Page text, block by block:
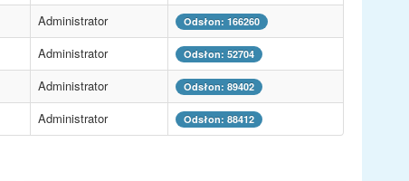
Administrator Odsłon: 166260
Administrator Odsłon: 52704
Administrator Odsłon: 89402
Administrator Odsłon: 88412